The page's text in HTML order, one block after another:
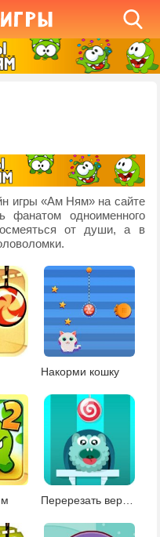
игры «Ам Ням» на сайте
фанатом одноименного
от души, а в
Накорми кошку
Перерезать веревку